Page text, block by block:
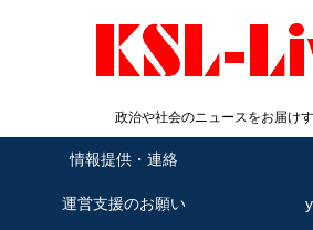
政治や社会のニュースをお届け
情報提供・連絡
運営支援のお願い